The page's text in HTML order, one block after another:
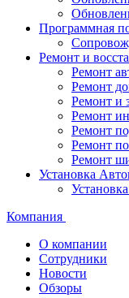
Программная
Ремонт и
Ремонт
Ремонт
Ремонт и
Ремонт
Ремонт
Ремонт
Ремонт
Установка
Компания
О компании
Сотрудники
Новости
Обзоры